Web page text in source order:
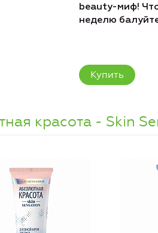
beauty-миф!
неделю
Купить
красота - Skin